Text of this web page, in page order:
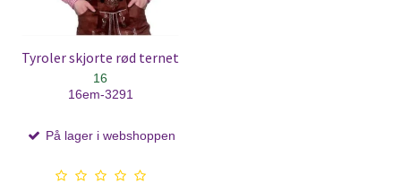
Tyroler skjorte rød ternet
16
16em-3291
På lager i webshoppen